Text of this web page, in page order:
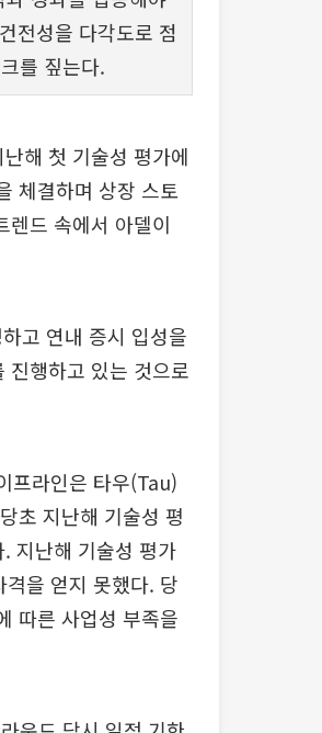
전성을 다각도로 점
를 짚는다.
해 첫 기술성 평가에
체결하며 상장 스토
렌드 속에서 아델이
고 연내 증시 입성을
진행하고 있는 것으로
프라인은 타우(Tau)
초 지난해 기술성 평
지난해 기술성 평가
을 얻지 못했다. 당
따른 사업성 부족을